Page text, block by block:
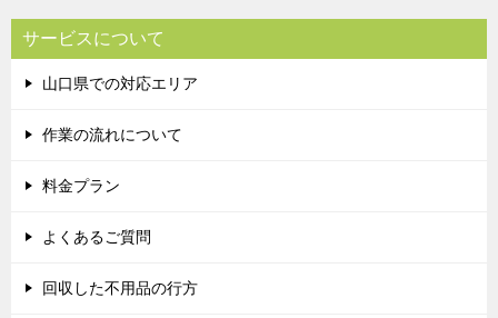
サービスについて
山口県での対応エリア
作業の流れについて
料金プラン
よくあるご質問
回収した不用品の行方